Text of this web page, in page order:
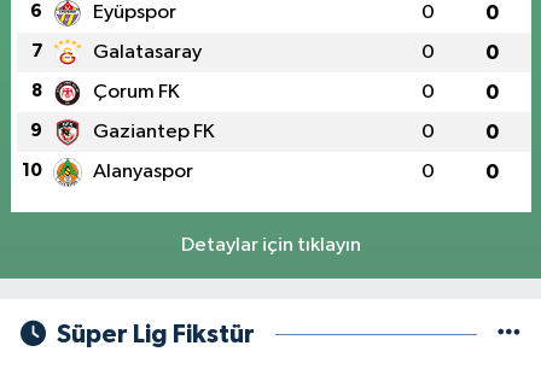
6 Eyüpspor 0 0
7 Galatasaray 0 0
8 Çorum FK 0 0
9 Gaziantep FK 0 0
10 Alanyaspor 0 0
Detaylar için tıklayın
Süper Lig Fikstür